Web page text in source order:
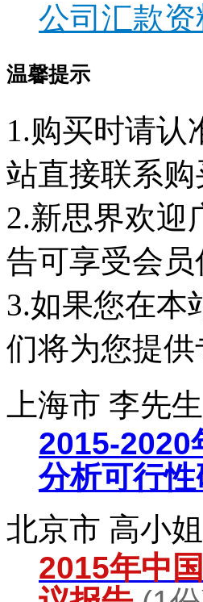
公司汇款资
温馨提示
1.购买时请认
站直接联系
2.新思界欢迎
告可享受会
3.如果您在本
们将为您提
上海市 李先
2015-2020
分析可行
北京市 高小
2015年中